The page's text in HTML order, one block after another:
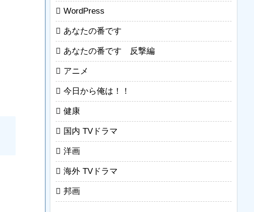
WordPress
あなたの番です
あなたの番です 反撃編
アニメ
今日から俺は！！
健康
国内 TVドラマ
洋画
海外 TVドラマ
邦画